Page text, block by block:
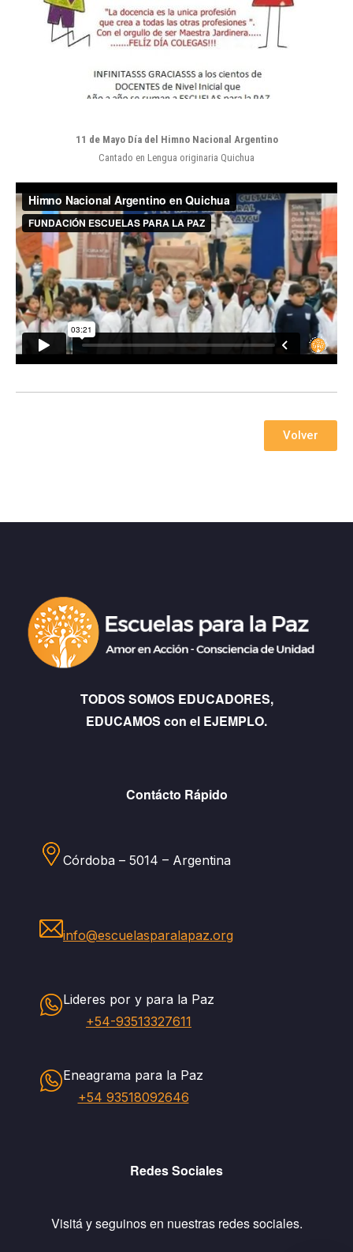
11 de Mayo Día del Himno Nacional Argentino
Cantado en Lengua originaria Quichua
Volver
TODOS SOMOS EDUCADORES,
EDUCAMOS con el EJEMPLO.
Contácto Rápido
Córdoba – 5014 – Argentina
info@escuelasparalapaz.org
Lideres por y para la Paz
+54-93513327611
Eneagrama para la Paz
+54 93518092646
Redes Sociales
Visitá y seguinos en nuestras redes sociales.